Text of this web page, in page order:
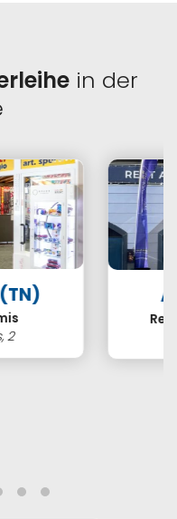
in der
2